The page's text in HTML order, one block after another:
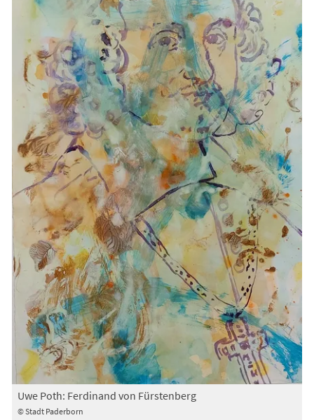
© Stadt Paderborn
Uwe Poth: Ferdinand von Fürstenberg